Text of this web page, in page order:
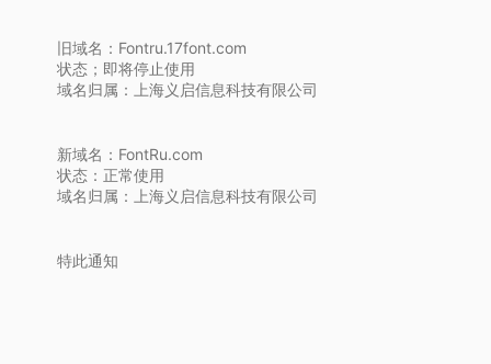
旧域名：Fontru.17font.com
状态；即将停止使用
域名归属：上海义启信息科技有限公司
新域名：FontRu.com
状态：正常使用
域名归属：上海义启信息科技有限公司
特此通知